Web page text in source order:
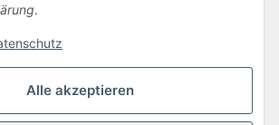
.
Alle akzeptieren